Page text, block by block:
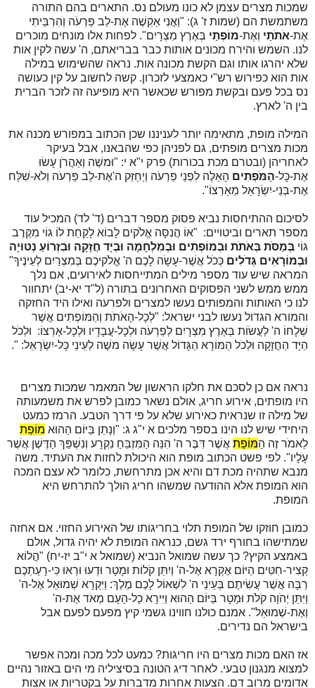
שמכות מצרים עצמן לא כונו מעולם נס. התארים בהם התורה
משתמשת הם (שמות ז' ג): "וַאֲנִי אַקְשֶׁה אֶת-לֵב פַּרְעֹה וְהִרְבֵּיתִי
אֶת-אֹתֹתַי וְאֶת-מוֹפְתַי בְּאֶרֶץ מִצְרָיִם". לפחות אלו מונחים מוכרים
לנו. השמש והירח מכונים אותות כבר בבריאתם, ה' עשה לקין אות
שלא יהרגו אותו וגם הקשת מכונה אות. נראה שהשימוש במילה
אות הוא כפירוש רש"י כאמצעי לזכרון. קשה לחשוב על קין כעושה
נס בכל פעם ובקשת מפורש שכאשר היא מופיעה זה לזכר הברית
בין ה' לארץ.
המילה מופת, מתאימה יותר לעניננו שכן הכתוב במפורש מכנה את
מכות מצרים מופתים, גם לפניהן כפי שהבאנו, אבל בעיקר
לאחריהן (ובטרם מכת בכורות) פרק י"א י: "וּמשֶׁה וְאַהֲרֹן עָשׂוּ
אֶת-כָּל-הַמֹּפְתִים הָאֵלֶּה לִפְנֵי פַרְעֹה וַיְחַזֵּק ה'אֶת-לֵב פַּרְעֹה וְלֹא-שִׁלַּח
אֶת-בְּנֵי-יִשְׂרָאֵל מֵאַרְצוֹ".
לסיכום ההתיחסות נביא פסוק מספר דברים (ד' לד) המכיל עוד
מספר תארים וביטויים: "אוֹ הֲנִסָּה אֱלֹקים לָבוֹא לָקַחַת לוֹ גוֹי מִקֶּרֶב
גּוֹי בְּמַסֹּת בְּאֹתֹת וּבְמוֹפְתִים וּבְמִלְחָמָה וּבְיָד חֲזָקָה וּבִזְרוֹעַ נְטוּיָה
וּבְמוֹרָאִים גְּדֹלִים כְּכֹל אֲשֶׁר-עָשָׂה לָכֶם ה' אֱלֹקיכֶם בְּמִצְרַיִם לְעֵינֶיךָ"
המראה שיש עוד מספר מילים המתייחסות לאירועים, אם נלך
ממש ממש לשני הפסוקים האחרונים בתורה (ל"ד יא-יב) יתחוור
לנו כי האותות והמפותים נעשו למצרים ולפרעה ואילו היד החזקה
והמורא הגדול נעשו לבני ישראל: "לְכָל-הָאֹתֹת וְהַמּוֹפְתִים אֲשֶׁר
שְׁלָחוֹ ה' לַעֲשׂוֹת בְּאֶרֶץ מִצְרָיִם לְפַרְעֹה וּלְכָל-עֲבָדָיו וּלְכָל-אַרְצוֹ: וּלְכֹל
הַיָּד הַחֲזָקָה וּלְכֹל הַמּוֹרָא הַגָּדוֹל אֲשֶׁר עָשָׂה משֶׁה לְעֵינֵי כָּל-יִשְׂרָאֵל: ".
נראה אם כן לסכם את חלקו הראשון של המאמר שמכות מצרים
היו מופתים, אירוע חריג, אולם נשאר כמובן לפרש את משמעותה
של מילה זו שנראית כאירוע שלא על פי דרך הטבע. הרמז כמעט
היחידי שיש לנו הינו בספר מלכים א י"ג ג: "וְנָתַן בַּיּוֹם הַהוּא מוֹפֵת
לֵאמֹר זֶה הַמּוֹפֵת אֲשֶׁר דִּבֶּר ה' הִנֵּה הַמִּזְבֵּחַ נִקְרָע וְנִשְׁפַּךְ הַדֶּשֶׁן אֲשֶׁר
עָלָיו". לפי פשט הכתוב מופת הוא היכולת לחזות את העתיד. משה
מנבא שתהיה מכת דם והיא אכן מתרחשת, כלומר לא עצם המכה
הוא המופת אלא ההודעה שמשהו חריג הולך להתרחש היא
המופת.
כמובן חוזקו של המופת תלוי בחריגותו של האירוע החזוי. אם אחזה
שמתישהו בחורף ירד גשם, כנראה המופת לא יהיה גדול, אולם
באמצע הקיץ? כך עשה שמואל הנביא (שמואל א י"ב יז-יח) "הֲלוֹא
קְצִיר-חִטִּים הַיּוֹם אֶקְרָא אֶל-ה' וְיִתֵּן קֹלוֹת וּמָטָר וּדְעוּ וּרְאוּ כִּי-רָעַתְכֶם
רַבָּה אֲשֶׁר עֲשִׂיתֶם בְּעֵינֵי ה' לִשְׁאוֹל לָכֶם מֶלֶךְ: וַיִּקְרָא שְׁמוּאֵל אֶל-ה'
וַיִּתֵּן יְהֹוָה קֹלֹת וּמָטָר בַּיּוֹם הַהוּא וַיִּירָא כָל-הָעָם מְאֹד אֶת-ה'
וְאֶת-שְׁמוּאֵל". אמנם כולנו חווינו גשמי קיץ מפעם לפעם אבל
בישראל הם נדירים.
אז האם מכות מצרים היו חריגות? כמעט לכל מכה ומכה אפשר
למצוא מנגנון טבעי. לאחר דיג הטונה בסיציליה מי הים באזור נהיים
אדומים מרוב דם. הצעות אחרות מדברות על בקטריות או אצות